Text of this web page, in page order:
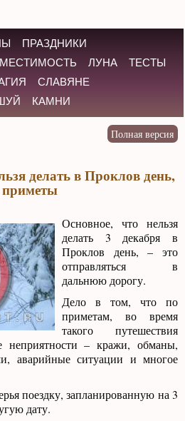
ПРАЗДНИКИ
ЛУНА
ТЕСТЫ
СЛАВЯНЕ
КАМНИ
делать в Проклов день,
приметы
Основное, что нельзя
делать 3 декабря в
Проклов день, – это
отправляться в
дальнюю дорогу.
Дело в том, что по
приметам, во время
такого путешествия
неприятности – кражи, обманы,
аварийные ситуации и многое
поездку, запланированную на 3
дату.